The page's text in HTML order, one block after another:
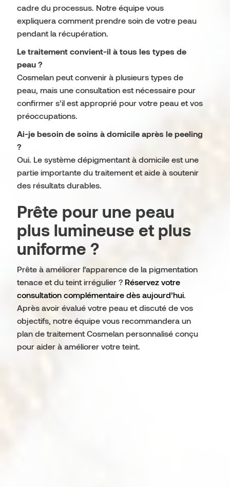
cadre du processus. Notre équipe vous
expliquera comment prendre soin de votre peau
pendant la récupération.
Le traitement convient-il à tous les types de
peau ?
Cosmelan peut convenir à plusieurs types de
peau, mais une consultation est nécessaire pour
confirmer s’il est approprié pour votre peau et vos
préoccupations.
Ai-je besoin de soins à domicile après le peeling
?
Oui. Le système dépigmentant à domicile est une
partie importante du traitement et aide à soutenir
des résultats durables.
Prête pour une peau
plus lumineuse et plus
uniforme ?
Prête à améliorer l’apparence de la pigmentation
tenace et du teint irrégulier ? Réservez votre
consultation complémentaire dès aujourd’hui.
Après avoir évalué votre peau et discuté de vos
objectifs, notre équipe vous recommandera un
plan de traitement Cosmelan personnalisé conçu
pour aider à améliorer votre teint.